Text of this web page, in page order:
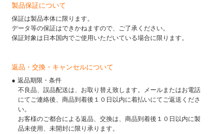
製品保証について
保証は製品本体に限ります。
データ等の保証はできかねますので、ご了承ください。
保証対象は日本国内でご使用いただいている場合に限ります。
返品・交換・キャンセルについて
● 返品期限・条件
不良品、誤品配送は、お取り替え致します。メールまたはお電話
にてご連絡後、商品到着後１０日以内に着払いにてご返送くださ
い。
お客様のご都合による返品、交換は、商品到着後１０日以内に製
品未使用、未開封に限り承ります。